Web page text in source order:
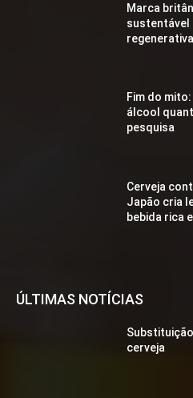
Marca
sustentável
regenerativa
Fim do
álcool
pesquisa
Cerveja
Japão cria
bebida rica
ÚLTIMAS NOTÍCIAS
cerveja